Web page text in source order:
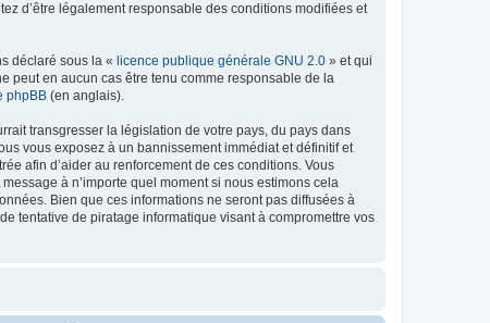
d’être légalement responsable des conditions modifiées et
déclaré sous la « licence publique générale GNU 2.0 » et qui
peut en aucun cas être tenu comme responsable de la
phpBB (en anglais).
transgresser la législation de votre pays, du pays dans
vous exposez à un bannissement immédiat et définitif et
afin d’aider au renforcement de ces conditions. Vous
à n’importe quel moment si nous estimons cela
Bien que ces informations ne seront pas diffusées à
tentative de piratage informatique visant à compromettre vos